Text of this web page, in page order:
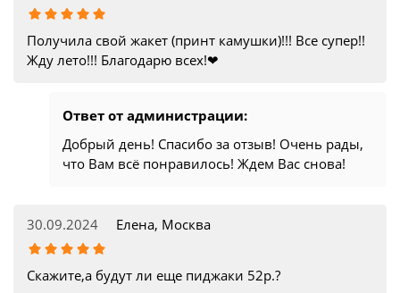
Получила свой жакет (принт камушки)!!! Все супер!!
Жду лето!!! Благодарю всех!❤
Ответ от администрации:
Добрый день! Спасибо за отзыв! Очень рады,
что Вам всё понравилось! Ждем Вас снова!
30.09.2024 Елена, Москва
Скажите,а будут ли еще пиджаки 52р.?